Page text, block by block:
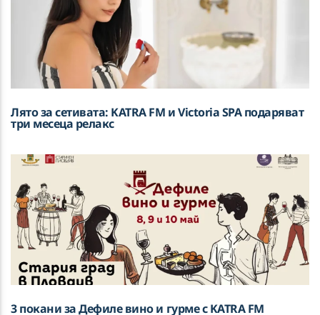
KATRA FM Live
Лято за сетивата: KATRA FM и Victoria SPA подаряват
три месеца релакс
3 покани за Дефиле вино и гурме с KATRA FM